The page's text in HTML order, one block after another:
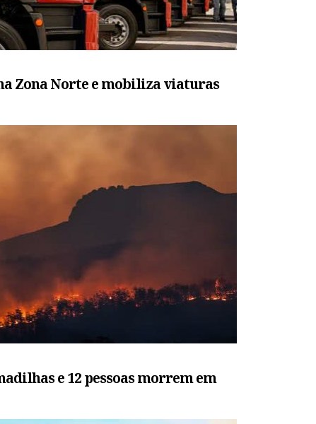
na Zona Norte e mobiliza viaturas
e 12 pessoas morrem em